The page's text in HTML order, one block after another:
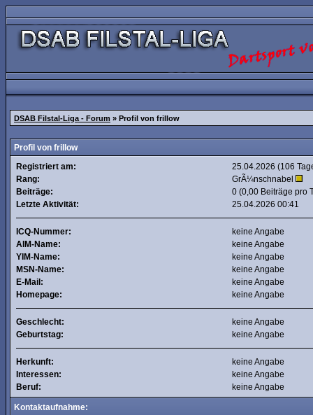
DSAB Filstal-Liga - Forum » Profil von frillow
Profil von frillow
Registriert am:
25.04.2026 (106
Rang:
GrÃ¼nschnabel
Beiträge:
0 (0,00 Beiträge pro
Letzte Aktivität:
25.04.2026 00:41
ICQ-Nummer:
keine Angabe
AIM-Name:
keine Angabe
YIM-Name:
keine Angabe
MSN-Name:
keine Angabe
E-Mail:
keine Angabe
Homepage:
keine Angabe
Geschlecht:
keine Angabe
Geburtstag:
keine Angabe
Herkunft:
keine Angabe
Interessen:
keine Angabe
Beruf:
keine Angabe
Kontaktaufnahme: